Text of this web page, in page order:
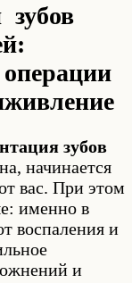
зубов
начинается
вас. При этом
именно в
воспаления и
и